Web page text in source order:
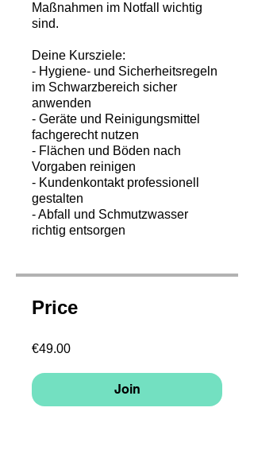
Maßnahmen im Notfall wichtig
sind.
Deine Kursziele:
- Hygiene- und Sicherheitsregeln
im Schwarzbereich sicher
anwenden
- Geräte und Reinigungsmittel
fachgerecht nutzen
- Flächen und Böden nach
Vorgaben reinigen
- Kundenkontakt professionell
gestalten
- Abfall und Schmutzwasser
richtig entsorgen
Price
€49.00
Join